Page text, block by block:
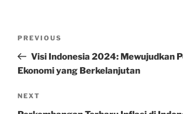
Previous
Post
PREVIOUS
Visi Indonesia 2024: Mewujudkan
Ekonomi yang Berkelanjutan
Next
Post
NEXT